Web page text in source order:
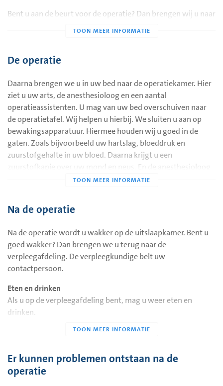
stoppen.
Geen nagellak en make-up
Wat neemt u mee naar het ziekenhuis?
Kleding: makkelijk zittende kleding, nachtkleding,
ondergoed en slippers of pantoffels.
Een goed passende beha zonder beugel.
Toiletartikelen.
Hulpmiddelen die u heeft. Zoals een bril, contactlenzen,
gehoorapparaten, rollator.
Bent u aan de beurt voor de operatie? Dan brengen wij u naar
De operatie
Daarna brengen we u in uw bed naar de operatiekamer. Hier
ziet u uw arts, de anesthesioloog en een aantal
operatieassistenten. U mag van uw bed overschuiven naar
de operatietafel. Wij helpen u hierbij. We sluiten u aan op
bewakingsapparatuur. Hiermee houden wij u goed in de
gaten. Zoals bijvoorbeeld uw hartslag, bloeddruk en
zuurstofgehalte in uw bloed. Daarna krijgt u een
zuurstofkapje over uw mond en neus. En de anesthesioloog
spuit de medicijnen in via het infuus. U valt daarna heel snel
Via een snee verwijdert uw arts het knobbeltje in uw borst.
operatie onderzoekt de patholoog het knobbeltje in het
laboratorium.
De operatie duurt ongeveer 45 minuten.
Na de operatie
Na de operatie wordt u wakker op de uitslaapkamer. Bent u
goed wakker? Dan brengen we u terug naar de
verpleegafdeling. De verpleegkundige belt uw
contactpersoon.
Eten en drinken
Als u op de verpleegafdeling bent, mag u weer eten en
drinken.
operatie.
Blijft u toch pijn houden? Vertel dit dan gerust aan de
verpleegkundige. De verpleegkundige bespreekt met uw
Er kunnen problemen ontstaan na de
operatie